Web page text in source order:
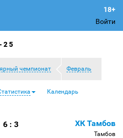
Войти
25
чемпионат Февраль
Календарь
6 : 3 ХК Тамбов
Тамбов